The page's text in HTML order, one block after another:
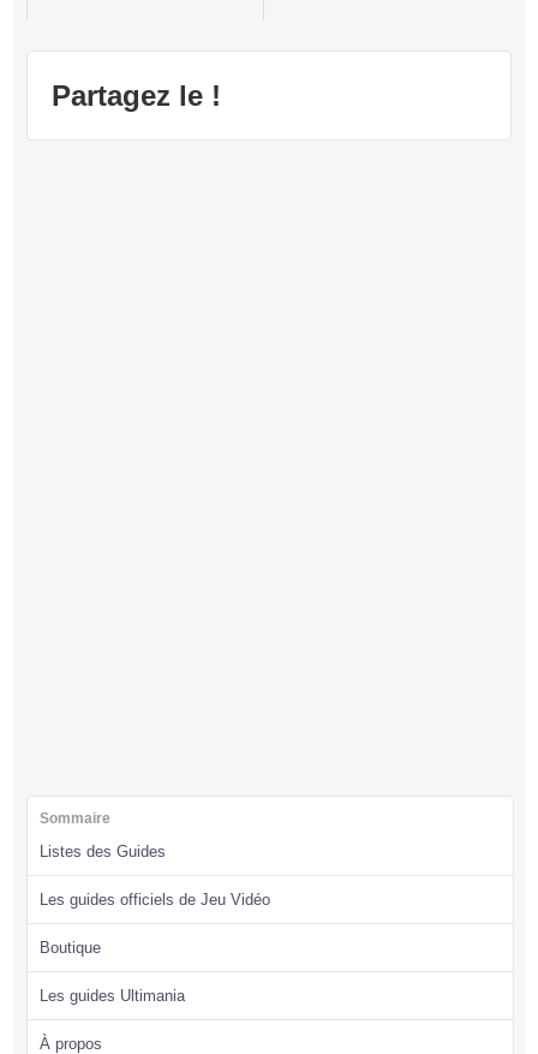
Partagez le !
Sommaire
Listes des Guides
Les guides officiels de Jeu Vidéo
Boutique
Les guides Ultimania
À propos